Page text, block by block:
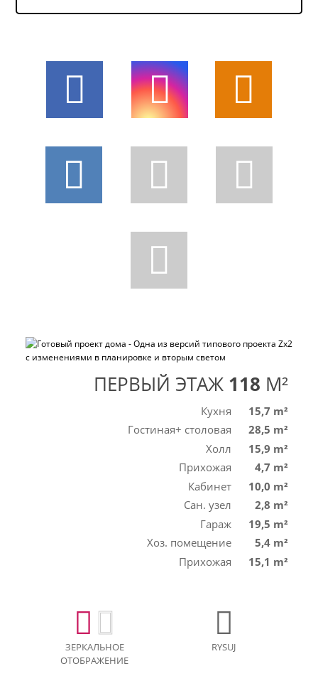
ПЕРВЫЙ ЭТАЖ 118 M²
Кухня
15,7 m²
Гостиная+ столовая
28,5 m²
Холл
15,9 m²
Прихожая
4,7 m²
Кабинет
10,0 m²
Сан. узел
2,8 m²
Гараж
19,5 m²
Хоз. помещение
5,4 m²
Прихожая
15,1 m²
ЗЕРКАЛЬНОЕ
ОТОБРАЖЕНИЕ
RYSUJ